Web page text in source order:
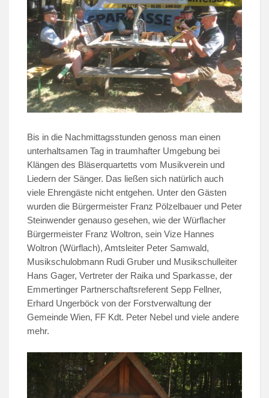
Bis in die Nachmittagsstunden genoss man einen
unterhaltsamen Tag in traumhafter Umgebung bei
Klängen des Bläserquartetts vom Musikverein und
Liedern der Sänger. Das ließen sich natürlich auch
viele Ehrengäste nicht entgehen. Unter den Gästen
wurden die Bürgermeister Franz Pölzelbauer und Peter
Steinwender genauso gesehen, wie der Würflacher
Bürgermeister Franz Woltron, sein Vize Hannes
Woltron (Würflach), Amtsleiter Peter Samwald,
Musikschulobmann Rudi Gruber und Musikschulleiter
Hans Gager, Vertreter der Raika und Sparkasse, der
Emmertinger Partnerschaftsreferent Sepp Fellner,
Erhard Ungerböck von der Forstverwaltung der
Gemeinde Wien, FF Kdt. Peter Nebel und viele andere
mehr.